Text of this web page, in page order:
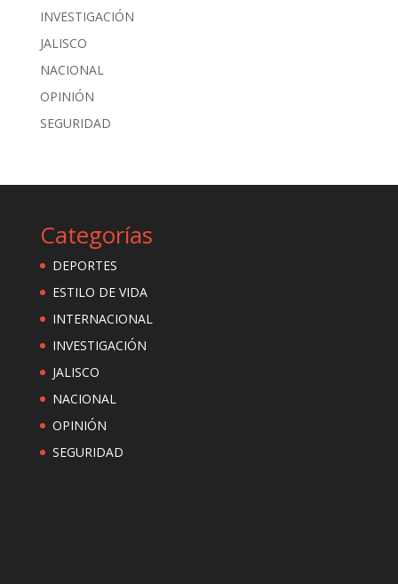
INVESTIGACIÓN
JALISCO
NACIONAL
OPINIÓN
SEGURIDAD
Categorías
DEPORTES
ESTILO DE VIDA
INTERNACIONAL
INVESTIGACIÓN
JALISCO
NACIONAL
OPINIÓN
SEGURIDAD